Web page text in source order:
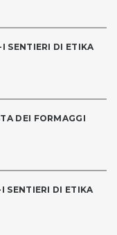
SENTIERI DI ETIKA
DEI FORMAGGI
SENTIERI DI ETIKA